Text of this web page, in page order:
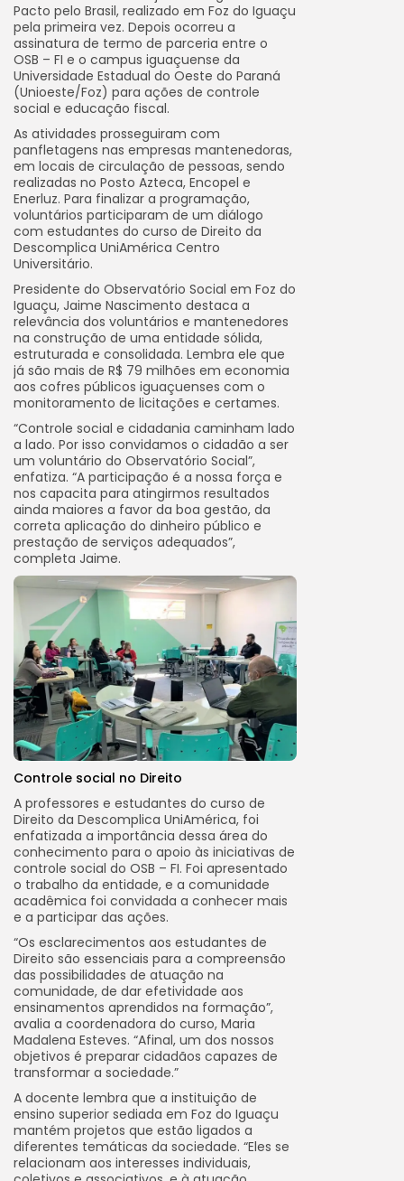
Pacto pelo Brasil, realizado em Foz do Iguaçu
pela primeira vez. Depois ocorreu a
assinatura de termo de parceria entre o
OSB – FI e o campus iguaçuense da
Universidade Estadual do Oeste do Paraná
(Unioeste/Foz) para ações de controle
social e educação fiscal.
As atividades prosseguiram com
panfletagens nas empresas mantenedoras,
em locais de circulação de pessoas, sendo
realizadas no Posto Azteca, Encopel e
Enerluz. Para finalizar a programação,
voluntários participaram de um diálogo
com estudantes do curso de Direito da
Descomplica UniAmérica Centro
Universitário.
Presidente do Observatório Social em Foz do
Iguaçu, Jaime Nascimento destaca a
relevância dos voluntários e mantenedores
na construção de uma entidade sólida,
estruturada e consolidada. Lembra ele que
já são mais de R$ 79 milhões em economia
aos cofres públicos iguaçuenses com o
monitoramento de licitações e certames.
“Controle social e cidadania caminham lado
a lado. Por isso convidamos o cidadão a ser
um voluntário do Observatório Social”,
enfatiza. “A participação é a nossa força e
nos capacita para atingirmos resultados
ainda maiores a favor da boa gestão, da
correta aplicação do dinheiro público e
prestação de serviços adequados”,
completa Jaime.
Controle social no Direito
A professores e estudantes do curso de
Direito da Descomplica UniAmérica, foi
enfatizada a importância dessa área do
conhecimento para o apoio às iniciativas de
controle social do OSB – FI. Foi apresentado
o trabalho da entidade, e a comunidade
acadêmica foi convidada a conhecer mais
e a participar das ações.
“Os esclarecimentos aos estudantes de
Direito são essenciais para a compreensão
das possibilidades de atuação na
comunidade, de dar efetividade aos
ensinamentos aprendidos na formação”,
avalia a coordenadora do curso, Maria
Madalena Esteves. “Afinal, um dos nossos
objetivos é preparar cidadãos capazes de
transformar a sociedade.”
A docente lembra que a instituição de
ensino superior sediada em Foz do Iguaçu
mantém projetos que estão ligados a
diferentes temáticas da sociedade. “Eles se
relacionam aos interesses individuais,